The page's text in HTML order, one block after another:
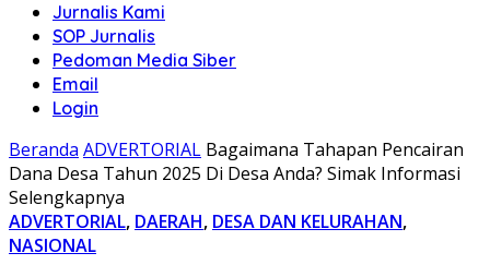
Jurnalis Kami
SOP Jurnalis
Pedoman Media Siber
Email
Login
Beranda ADVERTORIAL Bagaimana Tahapan Pencairan
Dana Desa Tahun 2025 Di Desa Anda? Simak Informasi
Selengkapnya
ADVERTORIAL, DAERAH, DESA DAN KELURAHAN,
NASIONAL